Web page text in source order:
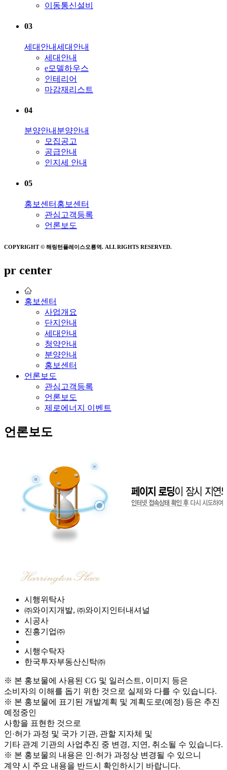
이동통신설비
03
세대안내세대안내
세대안내
e모델하우스
인테리어
마감재리스트
04
분양안내 분양안내
모집공고
공급안내
인지세 안내
05
홍보센터 홍보센터
관심고객등록
언론보도
COPYRIGHT © 해링턴플레이스오룡역. ALL RIGHTS RESERVED.
pr center
홍보센터
사업개요
단지안내
세대안내
청약안내
분양안내
홍보센터
언론보도
관심고객등록
언론보도
제로에너지 이벤트
언론보도
시행위탁사
㈜와이지개발, ㈜와이지인터내셔널
시공사
진흥기업㈜
시행수탁자
한국투자부동산신탁㈜
※ 본 홍보물에 사용된 CG 및 일러스트, 이미지 등은
소비자의 이해를 돕기 위한 것으로 실제와 다를 수 있습니다.
※ 본 홍보물에 표기된 개발계획 및 계획도로(예정) 등은 추진
예정중인
사항을 표현한 것으로
인·허가 과정 및 국가 기관, 관할 지자체 및
기타 관계 기관의 사업추진 중 변경, 지연, 취소될 수 있습니다.
※ 본 홍보물의 내용은 인·허가 과정상 변경될 수 있으니
계약 시 주요 내용을 반드시 확인하시기 바랍니다.